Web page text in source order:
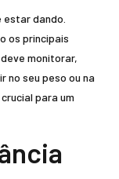
dando.
os principais
monitorar,
no seu peso ou na
para um